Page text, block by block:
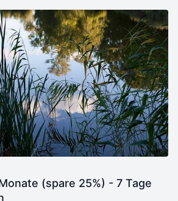
(spare 25%) - 7 Tage